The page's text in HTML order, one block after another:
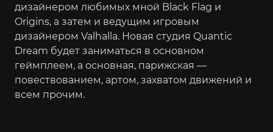
дизайнером любимых мной Black Flag и
Origins, а затем и ведущим игровым
дизайнером Valhalla. Новая студия Quantic
Dream будет заниматься в основном
геймплеем, а основная, парижская —
повествованием, артом, захватом движений и
всем прочим.